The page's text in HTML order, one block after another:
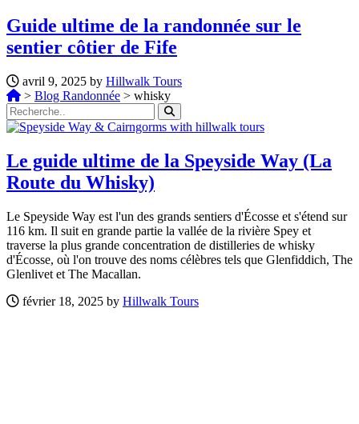
Guide ultime de la randonnée sur le
sentier côtier de Fife
avril 9, 2025 by Hillwalk Tours
> Blog Randonnée > whisky
Le guide ultime de la Speyside Way (La
Route du Whisky)
Le Speyside Way est l'un des grands sentiers d'Écosse et s'étend sur
116 km. Il suit en grande partie la vallée de la rivière Spey et
traverse la plus grande concentration de distilleries de whisky
d'Écosse, où l'on trouve des noms célèbres tels que Glenfiddich, The
Glenlivet et The Macallan.
février 18, 2025 by Hillwalk Tours